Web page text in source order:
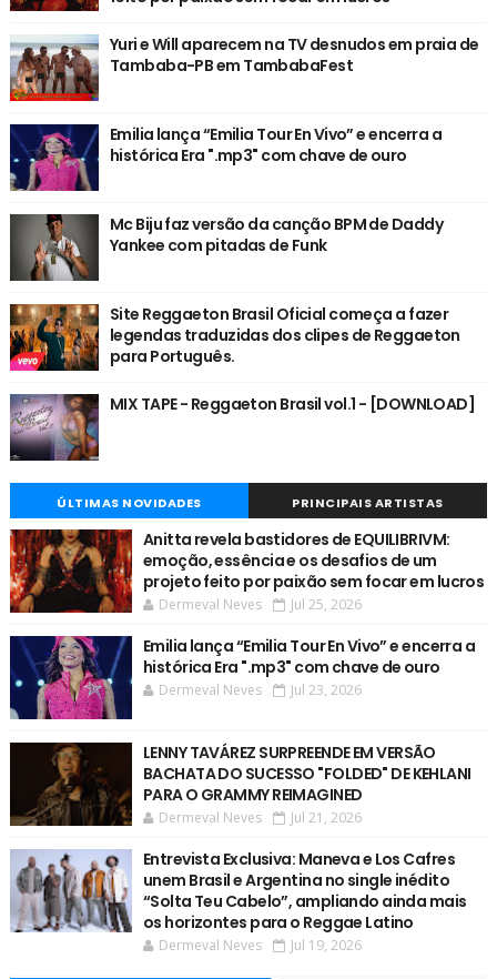
Yuri e Will aparecem na TV desnudos em praia de
Tambaba-PB em TambabaFest
Emilia lança “Emilia Tour En Vivo” e encerra a
histórica Era ".mp3" com chave de ouro
Mc Biju faz versão da canção BPM de Daddy
Yankee com pitadas de Funk
Site Reggaeton Brasil Oficial começa a fazer
legendas traduzidas dos clipes de Reggaeton
para Português.
MIX TAPE - Reggaeton Brasil vol.1 - [DOWNLOAD]
ÚLTIMAS NOVIDADES PRINCIPAIS ARTISTAS
Anitta revela bastidores de EQUILIBRIVM:
emoção, essência e os desafios de um
projeto feito por paixão sem focar em lucros
Dermeval Neves Jul 25, 2026
Emilia lança “Emilia Tour En Vivo” e encerra a
histórica Era ".mp3" com chave de ouro
Dermeval Neves Jul 23, 2026
LENNY TAVÁREZ SURPREENDE EM VERSÃO
BACHATA DO SUCESSO "FOLDED" DE KEHLANI
PARA O GRAMMY REIMAGINED
Dermeval Neves Jul 21, 2026
Entrevista Exclusiva: Maneva e Los Cafres
unem Brasil e Argentina no single inédito
“Solta Teu Cabelo”, ampliando ainda mais
os horizontes para o Reggae Latino
Dermeval Neves Jul 19, 2026